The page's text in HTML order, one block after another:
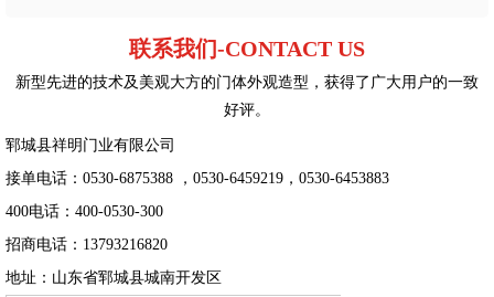
联系我们-CONTACT US
新型先进的技术及美观大方的门体外观造型，获得了广大用户的一致
好评。
郓城县祥明门业有限公司
接单电话：0530-6875388 ，0530-6459219，0530-6453883
400电话：400-0530-300
招商电话：13793216820
地址：山东省郓城县城南开发区